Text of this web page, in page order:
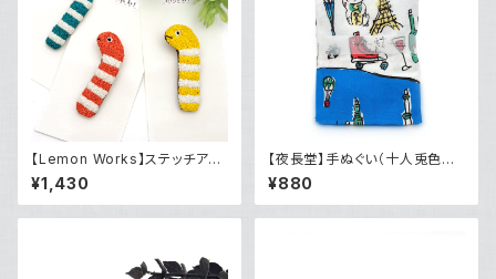
【Lemon Works】ステッチアー
ト ふわもこブローチ（チンアナ
ゴ）
¥1,430
【夜長堂】手ぬぐい（十人兎色～
天翔ける兎）
¥880